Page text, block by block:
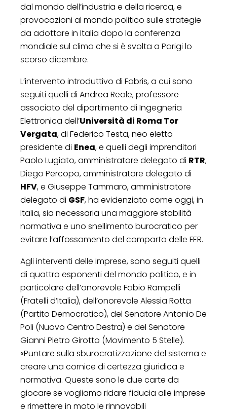
dal mondo dell’industria e della ricerca, e
provocazioni al mondo politico sulle strategie
da adottare in Italia dopo la conferenza
mondiale sul clima che si è svolta a Parigi lo
scorso dicembre.
L’intervento introduttivo di Fabris, a cui sono
seguiti quelli di Andrea Reale, professore
associato del dipartimento di Ingegneria
Elettronica dell’Università di Roma Tor
Vergata, di Federico Testa, neo eletto
presidente di Enea, e quelli degli imprenditori
Paolo Lugiato, amministratore delegato di RTR,
Diego Percopo, amministratore delegato di
HFV, e Giuseppe Tammaro, amministratore
delegato di GSF, ha evidenziato come oggi, in
Italia, sia necessaria una maggiore stabilità
normativa e uno snellimento burocratico per
evitare l’affossamento del comparto delle FER.
Agli interventi delle imprese, sono seguiti quelli
di quattro esponenti del mondo politico, e in
particolare dell’onorevole Fabio Rampelli
(Fratelli d’Italia), dell’onorevole Alessia Rotta
(Partito Democratico), del Senatore Antonio De
Poli (Nuovo Centro Destra) e del Senatore
Gianni Pietro Girotto (Movimento 5 Stelle).
«Puntare sulla sburocratizzazione del sistema e
creare una cornice di certezza giuridica e
normativa. Queste sono le due carte da
giocare se vogliamo ridare fiducia alle imprese
e rimettere in moto le rinnovabili